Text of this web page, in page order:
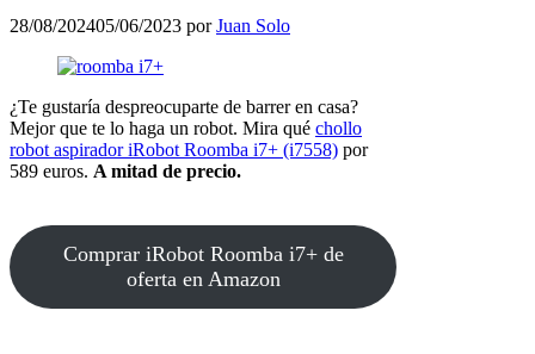
28/08/202405/06/2023 porJuan Solo
¿Te gustaría despreocuparte de barrer en casa?
Mejor que te lo haga un robot. Mira qué chollo
robot aspirador iRobot Roomba i7+ (i7558) por
589 euros. A mitad de precio.
Comprar iRobot Roomba i7+ de
oferta en Amazon